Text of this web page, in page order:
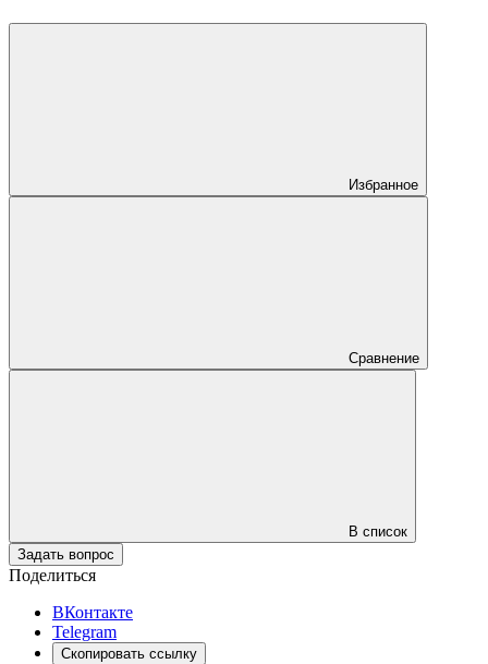
Избранное
Сравнение
В список
Задать вопрос
Поделиться
ВКонтакте
Telegram
Скопировать ссылку